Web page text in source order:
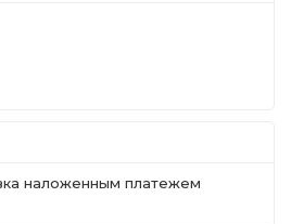
наложенным платежем